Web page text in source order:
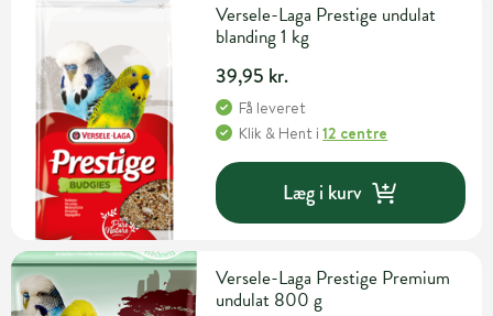
Versele-Laga Prestige undulat
blanding 1 kg
39,95 kr.
Få leveret
Klik & Hent i12 centre
Læg i kurv
Versele-Laga Prestige Premium
undulat 800 g